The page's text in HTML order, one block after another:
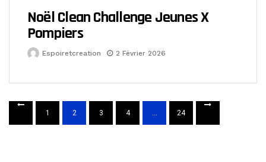
Noël Clean Challenge Jeunes X
Pompiers
Espoiretcreation 2 Février 2026
1 2 3 4 24